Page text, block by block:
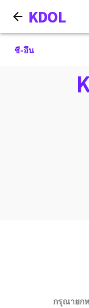
KDOL
ชี-อึน
กรุณายก